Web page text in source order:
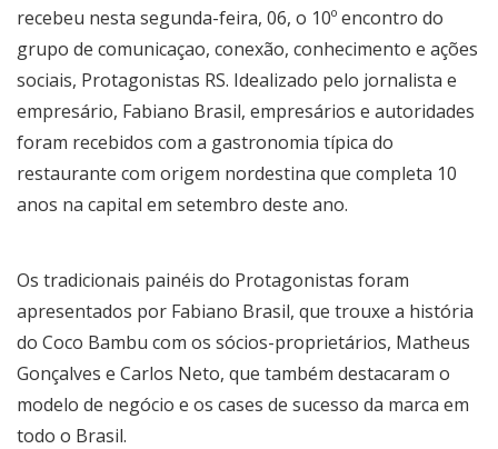
recebeu nesta segunda-feira, 06, o 10º encontro do
grupo de comunicaçao, conexão, conhecimento e ações
sociais, Protagonistas RS. Idealizado pelo jornalista e
empresário, Fabiano Brasil, empresários e autoridades
foram recebidos com a gastronomia típica do
restaurante com origem nordestina que completa 10
anos na capital em setembro deste ano.
Os tradicionais painéis do Protagonistas foram
apresentados por Fabiano Brasil, que trouxe a história
do Coco Bambu com os sócios-proprietários, Matheus
Gonçalves e Carlos Neto, que também destacaram o
modelo de negócio e os cases de sucesso da marca em
todo o Brasil.